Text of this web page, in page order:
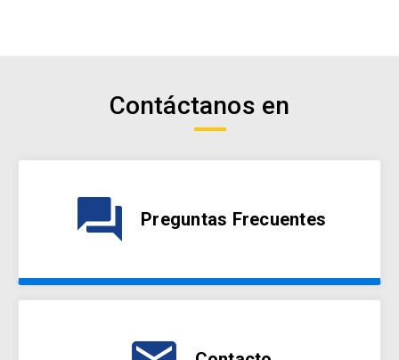
Contáctanos en
question_answer Preguntas Frecuentes